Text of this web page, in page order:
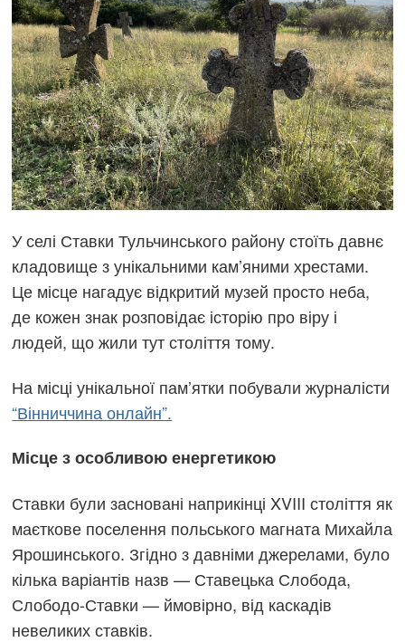
У селі Ставки Тульчинського району стоїть давнє
кладовище з унікальними кам’яними хрестами.
Це місце нагадує відкритий музей просто неба,
де кожен знак розповідає історію про віру і
людей, що жили тут століття тому.
На місці унікальної пам’ятки побували журналісти
“Вінниччина онлайн”.
Місце з особливою енергетикою
Ставки були засновані наприкінці XVIII століття як
маєткове поселення польського магната Михайла
Ярошинського. Згідно з давніми джерелами, було
кілька варіантів назв — Ставецька Слобода,
Слободо-Ставки — ймовірно, від каскадів
невеликих ставків.